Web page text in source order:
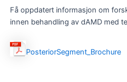
Få oppdatert informasjon om
innen behandling av dAMD med
PosteriorSegment_Brochure